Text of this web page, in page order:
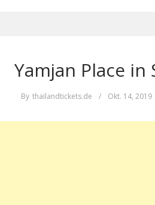
Yamjan Place
By thailandtickets.de / Okt. 14, 2019